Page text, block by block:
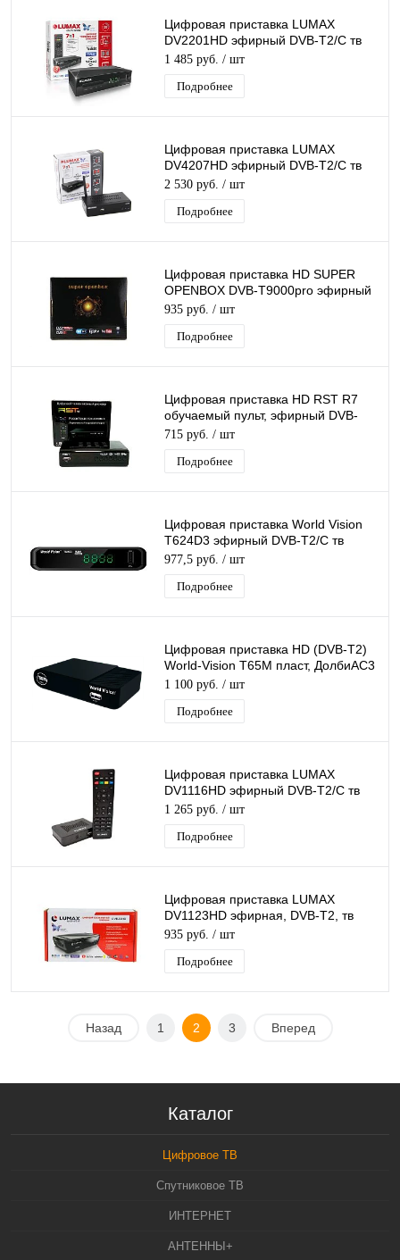
Цифровая приставка LUMAX
DV2201HD эфирный DVB-T2/C тв
ресивер бесплатное тв TV-тюнер
медиаплеер IPTV
1 485 руб. / шт
Подробнее
Цифровая приставка LUMAX
DV4207HD эфирный DVB-T2/C тв
ресивер бесплатное тв TV-тюнер
медиаплеер IPTV
2 530 руб. / шт
Подробнее
Цифровая приставка HD SUPER
OPENBOX DVB-T9000pro эфирный
DVB-T2/C тв приставка, тв тюнер,
медиаплеер
935 руб. / шт
Подробнее
Цифровая приставка HD RST R7
обучаемый пульт, эфирный DVB-
T2/C тв ресивер бесплатное тв
715 руб. / шт
Подробнее
Цифровая приставка World Vision
T624D3 эфирный DVB-T2/C тв
ресивер бесплатное тв TV-тюнер
медиаплеер
977,5 руб. / шт
Подробнее
Цифровая приставка HD (DVB-T2)
World-Vision T65M пласт, ДолбиАС3
шнур RCA
1 100 руб. / шт
Подробнее
Цифровая приставка LUMAX
DV1116HD эфирный DVB-T2/C тв
ресивер бесплатное тв TV-тюнер
медиаплеер IPTV
1 265 руб. / шт
Подробнее
Цифровая приставка LUMAX
DV1123HD эфирная, DVB-T2, тв
бесплатно, тюнер, ресивер,
приемник. тв
935 руб. / шт
Подробнее
Назад 1 2 3 Вперед
Каталог
Цифровое ТВ
Спутниковое ТВ
ИНТЕРНЕТ
АНТЕННЫ+